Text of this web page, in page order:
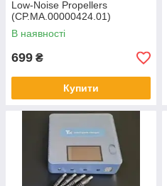
Low-Noise Propellers
(CP.MA.00000424.01)
В наявності
699 ₴
Купити